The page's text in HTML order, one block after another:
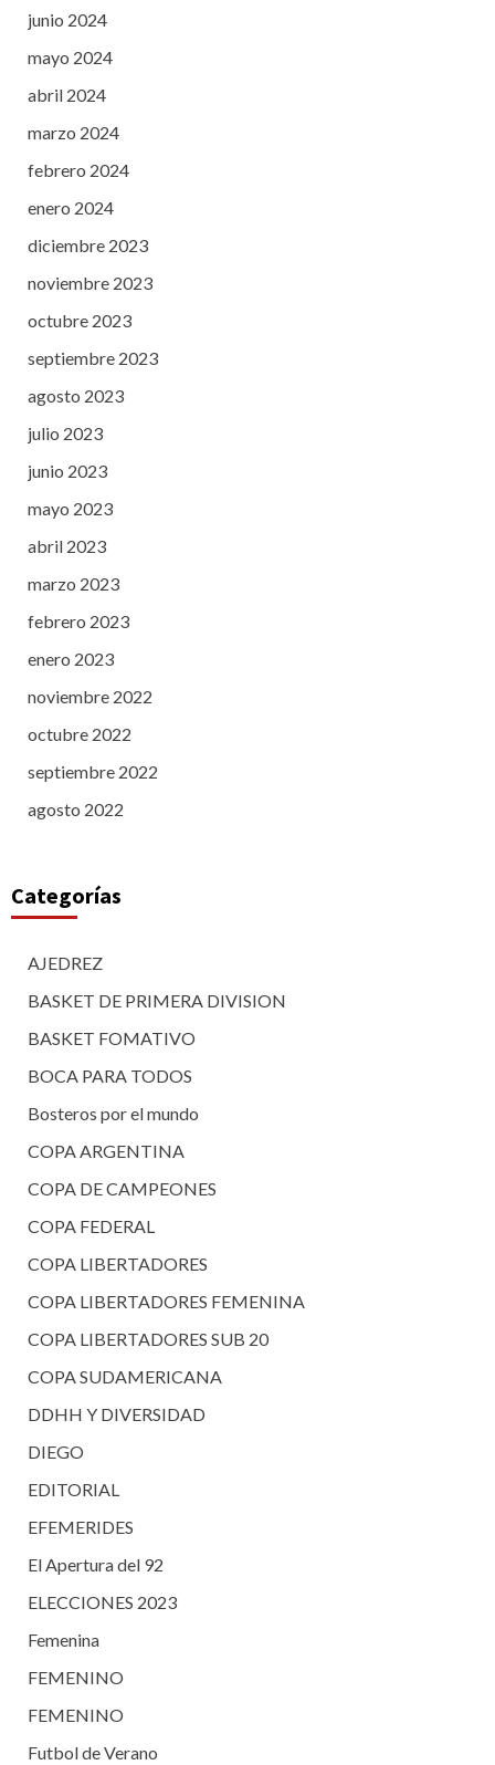
junio 2024
mayo 2024
abril 2024
marzo 2024
febrero 2024
enero 2024
diciembre 2023
noviembre 2023
octubre 2023
septiembre 2023
agosto 2023
julio 2023
junio 2023
mayo 2023
abril 2023
marzo 2023
febrero 2023
enero 2023
noviembre 2022
octubre 2022
septiembre 2022
agosto 2022
Categorías
AJEDREZ
BASKET DE PRIMERA DIVISION
BASKET FOMATIVO
BOCA PARA TODOS
Bosteros por el mundo
COPA ARGENTINA
COPA DE CAMPEONES
COPA FEDERAL
COPA LIBERTADORES
COPA LIBERTADORES FEMENINA
COPA LIBERTADORES SUB 20
COPA SUDAMERICANA
DDHH Y DIVERSIDAD
DIEGO
EDITORIAL
EFEMERIDES
El Apertura del 92
ELECCIONES 2023
Femenina
FEMENINO
FEMENINO
Futbol de Verano